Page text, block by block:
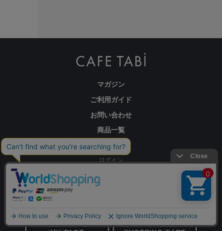
マガジン
ご利用ガイド
お問い合わせ
商品一覧
会社概要
ログイン
特定商取引法に基づく表記